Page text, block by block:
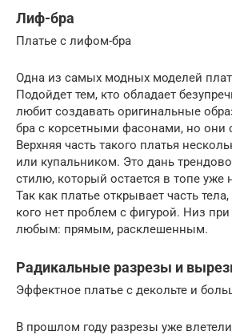
Лиф-бра
Платье с лифом-бра
Одна из самых модных моделей
Подойдет тем, кто обладает
любит создавать оригинальные
бра с корсетными фасонами, но они
Верхняя часть такого платья
или купальником. Это дань
стилю, который остается в топе уже
Так как платье открывает часть
кого нет проблем с фигурой. Низ
любым: прямым, расклешенным.
Радикальные разрезы и
Эффектное платье с декольте и
В прошлом году разрезы уже